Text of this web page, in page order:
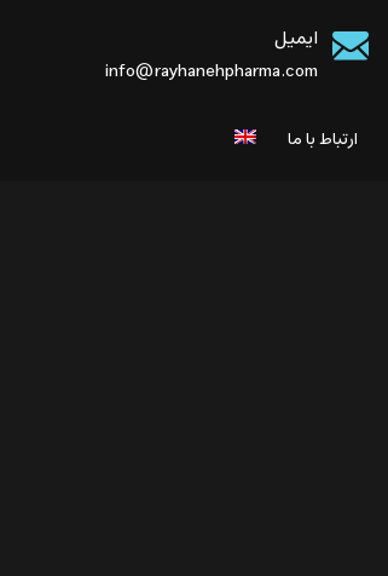
ایمیل
info@rayhanehpharma.com
ارتباط با ما